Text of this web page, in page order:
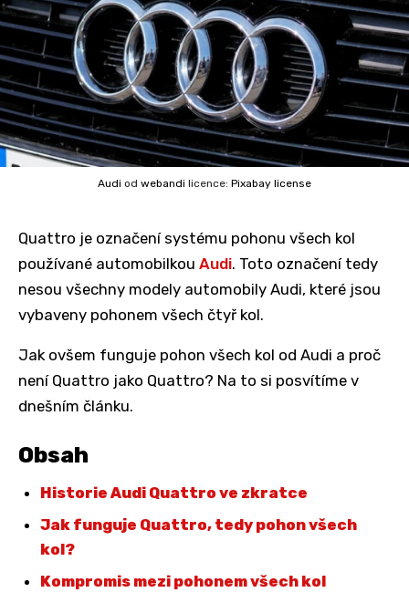
Audi od webandi licence: Pixabay license
Quattro je označení systému pohonu všech kol
používané automobilkou Audi. Toto označení tedy
nesou všechny modely automobily Audi, které jsou
vybaveny pohonem všech čtyř kol.
Jak ovšem funguje pohon všech kol od Audi a proč
není Quattro jako Quattro? Na to si posvítíme v
dnešním článku.
Obsah
Historie Audi Quattro ve zkratce
Jak funguje Quattro, tedy pohon všech
kol?
Kompromis mezi pohonem všech kol